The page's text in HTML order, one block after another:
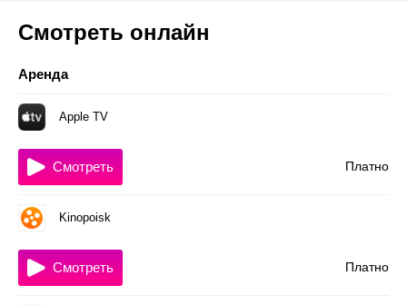
Смотреть онлайн
Аренда
Apple TV
Платно
Смотреть
Kinopoisk
Платно
Смотреть